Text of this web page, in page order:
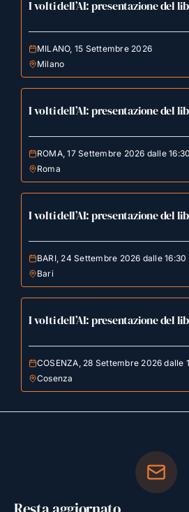
I volti dell’AI: presentazione del
MILANO, 15 Settembre 2026
Milano
I volti dell’AI: presentazione del
ROMA, 17 Settembre 2026 dalle
Roma
I volti dell’AI: presentazione del
BARI, 24 Settembre 2026 dalle 16:30
Bari
I volti dell’AI: presentazione del
COSENZA, 28 Settembre 2026 dalle
Cosenza